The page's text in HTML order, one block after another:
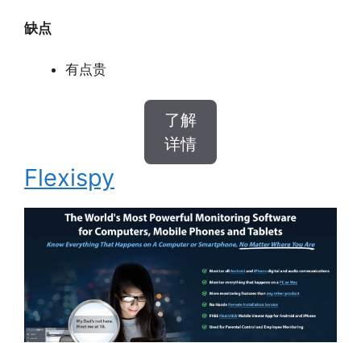
缺点
有点贵
了解
详情
Flexispy